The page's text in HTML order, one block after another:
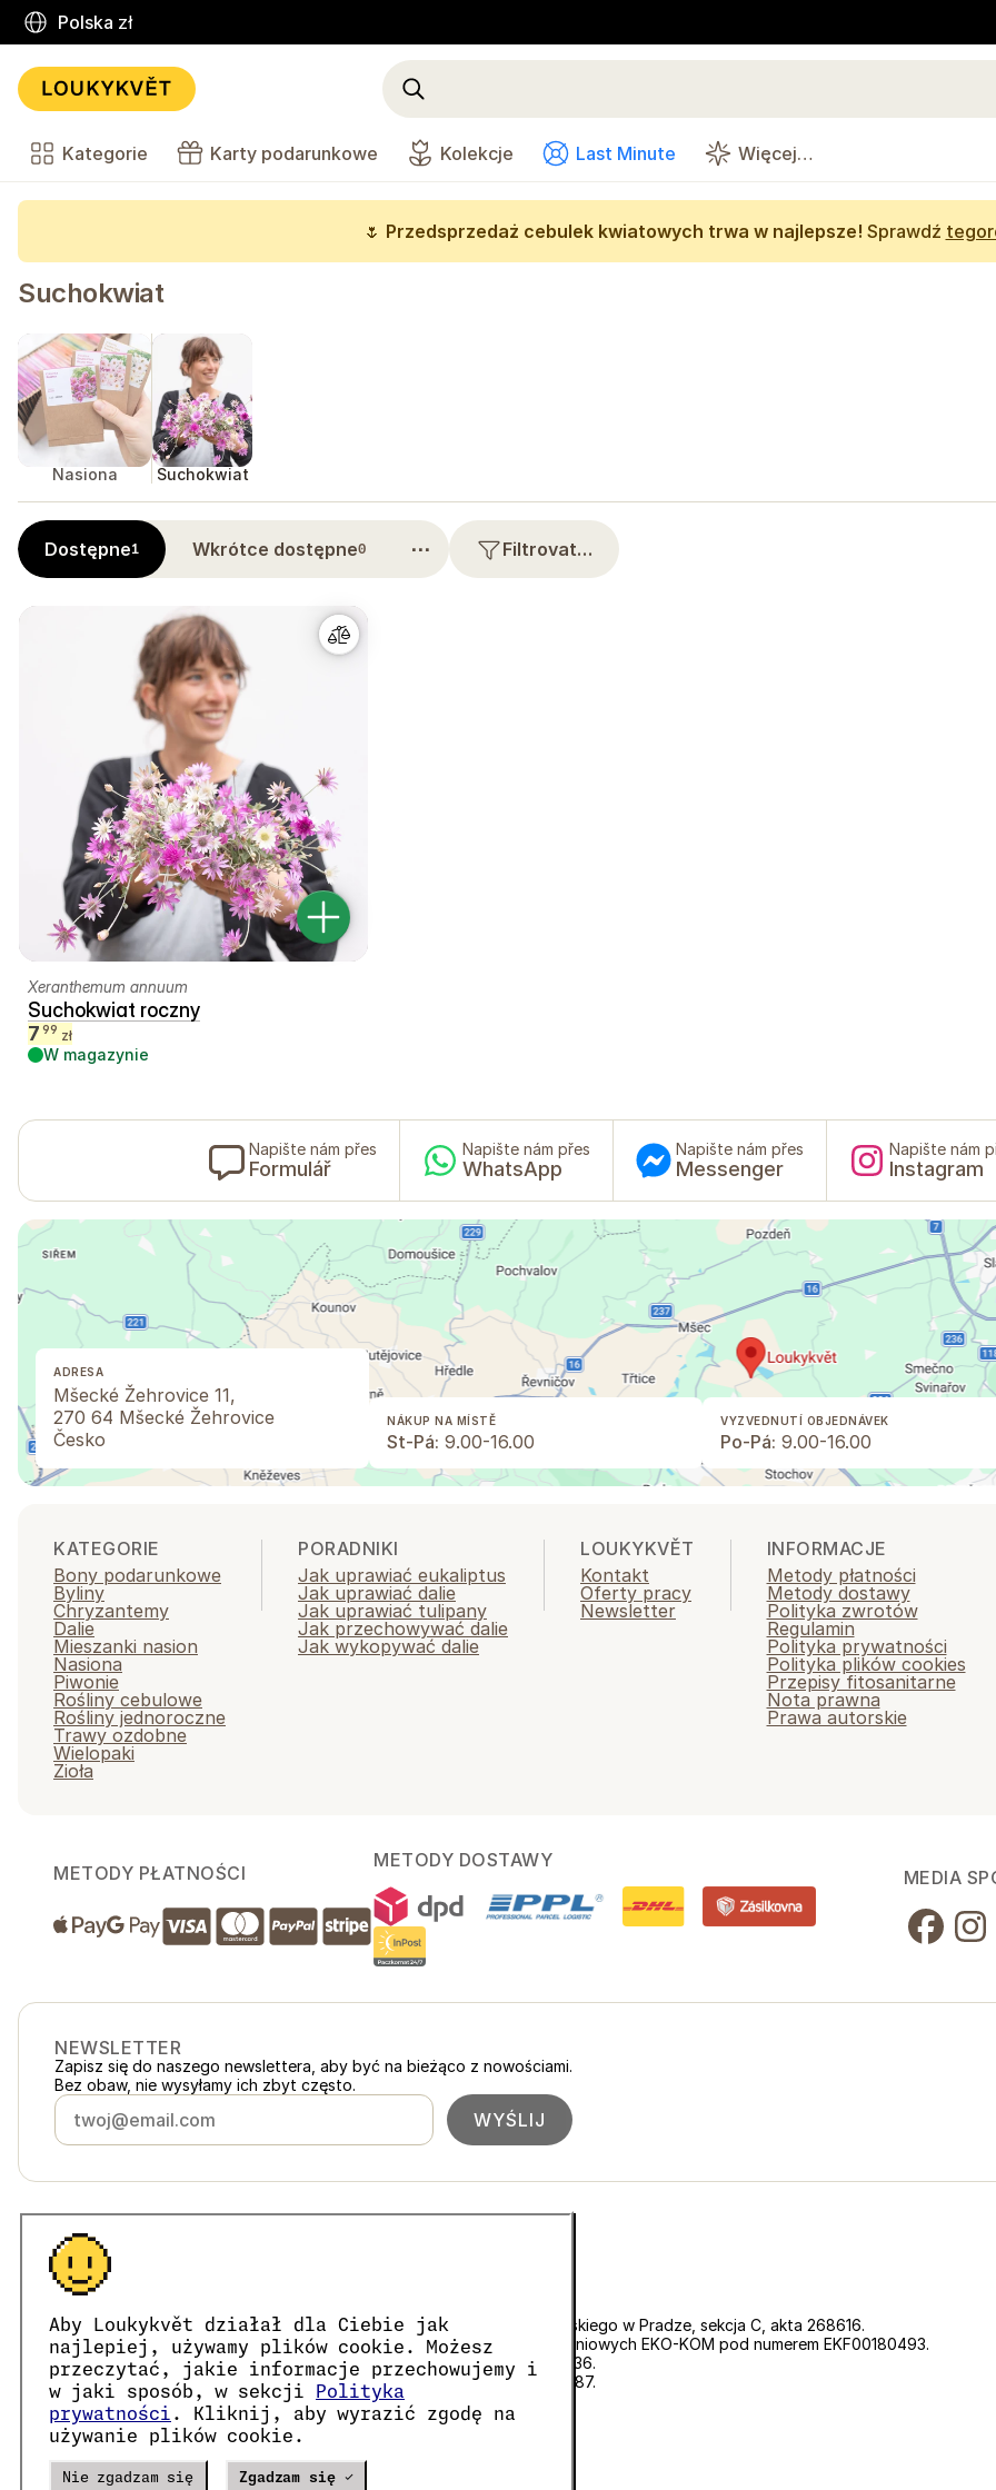
Aby Loukykvět działał dla Ciebie jak
najlepiej, używamy plików cookie. Możesz
przeczytać, jakie informacje przechowujemy i
w jaki sposób, w sekcji
Polityka
prywatności . Kliknij, aby wyrazić zgodę na
używanie plików cookie.
Nie zgadzam się Zgadzam się ✓
Polska zł
Kategorie Karty podarunkowe Kolekcje Last Minute Więcej…
🌷 Przedsprzedaż cebulek kwiatowych trwa w najlepsze! Sprawdź
Suchokwiat
Nasiona Suchokwiat
Dostępne1 Wkrótce dostępne0 ⋯ Filtrovat…
Xeranthemum annuum
Suchokwiat roczny
7 99 zł
W magazynie
Napište nám přes
Formulář
Napište nám přes
WhatsApp
Napište nám přes
Messenger
Napište nám
Instagram
ADRESA
Mšecké Žehrovice 11,
270 64 Mšecké Žehrovice
Česko
NÁKUP NA MÍSTĚ
St-Pá: 9.00-16.00
VYZVEDNUTÍ OBJEDNÁVEK
Po-Pá: 9.00-16.00
KATEGORIE
Bony podarunkowe
Byliny
Chryzantemy
Dalie
Mieszanki nasion
Nasiona
Piwonie
Rośliny cebulowe
Rośliny jednoroczne
Trawy ozdobne
Wielopaki
Zioła
PORADNIKI
Jak uprawiać eukaliptus
Jak uprawiać dalie
Jak uprawiać tulipany
Jak przechowywać dalie
Jak wykopywać dalie
LOUKYKVĚT
Kontakt
Oferty pracy
Newsletter
INFORMACJE
Metody płatności
Metody dostawy
Polityka zwrotów
Regulamin
Polityka prywatności
Polityka plików cookies
Przepisy fitosanitarne
Nota prawna
Prawa autorskie
METODY PŁATNOŚCI
METODY DOSTAWY
MEDIA
NEWSLETTER
Zapisz się do naszego newslettera, aby być na bieżąco z nowościami.
Bez obaw, nie wysyłamy ich zbyt często.
WYŚLIJ
Polska
Česko loukykvet.cz
Slovensko
Österreich
Deutschland loukykvet.de
Franceloukykvet.fr
Belgiëloukykvet.be
Danmarkloukykvet.dk
Eestiloukykvet.ee
Españaloukykvet.es
© 2016 →
Loukykvět s.r.o. jest zarejestrowana w Rejestrze Handlowym Sądu Miejskiego w Pradze, sekcja C, akta 268616.
Jesteśmy uczestnikami systemu zbiórki i recyklingu odpadów opakowaniowych EKO-KOM pod numerem EKF00180493.
Do wydawania paszportów roślin używamy numeru rejestracyjnego 0636.
Nasz numer rejestracyjny firmy to 05663687, numer VAT to CZ05663687.
Identyfikator skrzynki danych to eng827q.
Numer EORI to CZ05663687.
Jesteśmy płatnikami VAT.
Verze20302 PRODUCTION